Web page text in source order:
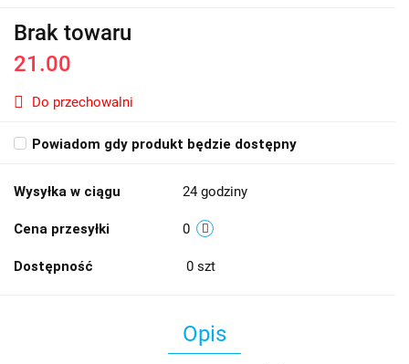
Brak towaru
21.00
Do przechowalni
Powiadom gdy produkt będzie dostępny
Wysyłka w ciągu 24 godziny
Cena przesyłki 0
Dostępność 0 szt
Opis